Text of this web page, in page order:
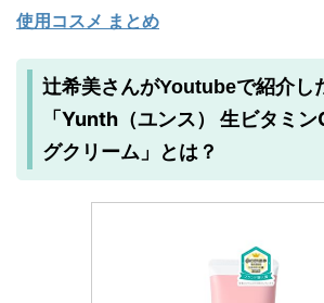
使用コスメ まとめ
辻希美さんがYoutubeで紹介し
「Yunth（ユンス） 生ビタミン
グクリーム 」とは？